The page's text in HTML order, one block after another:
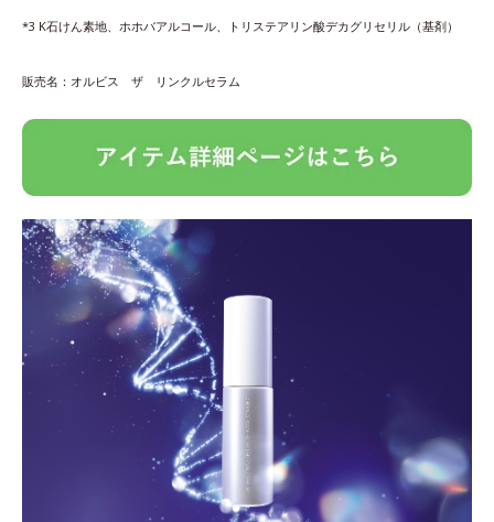
*3 K石けん素地、ホホバアルコール、トリステアリン酸デカグリセリル（基剤）
販売名：オルビス ザ リンクルセラム